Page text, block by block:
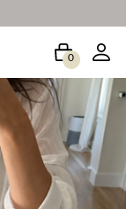
0
아울렛 하객&모임룩